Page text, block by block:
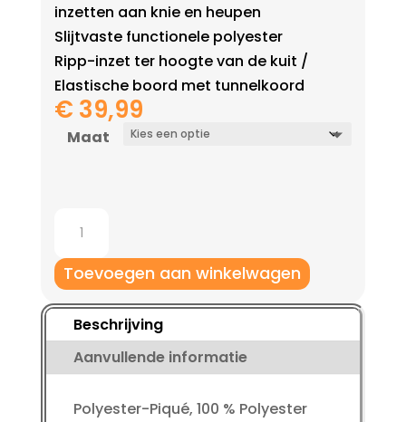
inzetten aan knie en heupen
Slijtvaste functionele polyester
Ripp-inzet ter hoogte van de kuit /
Elastische boord met tunnelkoord
€ 39,99
Maat
Keeperbroek
Profi
kinderen
aantal
Toevoegen aan winkelwagen
Beschrijving
Aanvullende informatie
Polyester-Piqué, 100 % Polyester